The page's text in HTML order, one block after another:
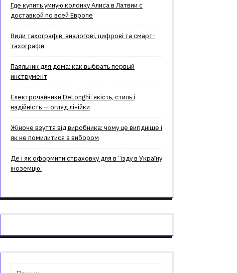
Где купить умную колонку Алиса в Латвии с
доставкой по всей Европе
Види тахографів: аналогові, цифрові та смарт-
тахографи
Паяльник для дома: как выбрать первый
инструмент
Електрочайники DeLonghi: якість, стиль і
надійність — огляд лінійки
Жіноче взуття від виробника: чому це вигідніше і
як не помилитися з вибором
Де і як оформити страховку для вʼїзду в Україну
іноземцю.